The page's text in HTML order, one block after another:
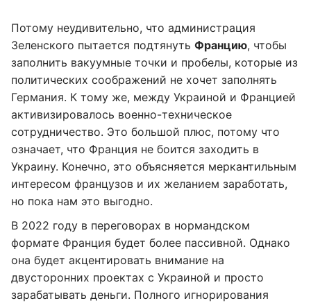
Потому неудивительно, что администрация
Зеленского пытается подтянуть Францию, чтобы
заполнить вакуумные точки и пробелы, которые из
политических соображений не хочет заполнять
Германия. К тому же, между Украиной и Францией
активизировалось военно-техническое
сотрудничество. Это большой плюс, потому что
означает, что Франция не боится заходить в
Украину. Конечно, это объясняется меркантильным
интересом французов и их желанием заработать,
но пока нам это выгодно.
В 2022 году в переговорах в нормандском
формате Франция будет более пассивной. Однако
она будет акцентировать внимание на
двусторонних проектах с Украиной и просто
зарабатывать деньги. Полного игнорирования